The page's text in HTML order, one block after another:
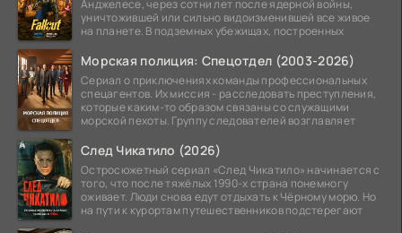
Анджелесе, через сотни лет после ядерной войны,
уничтожившей или сильно видоизменившей все живое
на планете. В подземных убежищах, построенных
Морская полиция: Спецотдел (2003-2026)
Сериал о приключениях команды профессиональных
спецагентов. Их миссия - расследовать преступления,
которые каким-то образом связаны со служащими
морской пехоты. Группу следователей возглавляет
След Чикатило (2026)
Остросюжетный сериал «След Чикатило» начинается с
того, что после тяжёлых 1990-х страна понемногу
оживает. Люди снова едут отдыхать к Чёрному морю. Но
на пути к курортам путешественников подстерегают